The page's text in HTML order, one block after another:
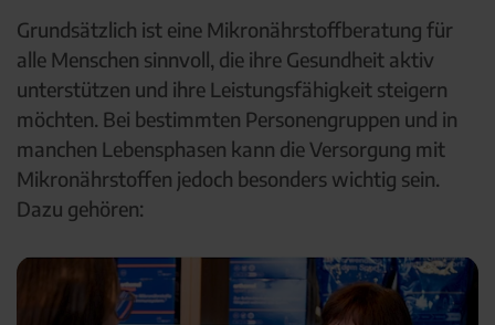
Grundsätzlich ist eine Mikronährstoffberatung für
alle Menschen sinnvoll, die ihre Gesundheit aktiv
unterstützen und ihre Leistungsfähigkeit steigern
möchten. Bei bestimmten Personengruppen und in
manchen Lebensphasen kann die Versorgung mit
Mikronährstoffen jedoch besonders wichtig sein.
Dazu gehören: